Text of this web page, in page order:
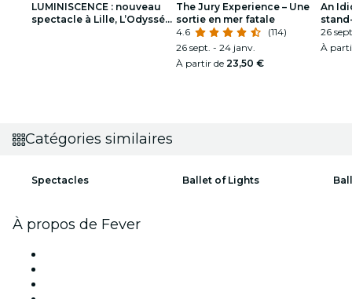
LUMINISCENCE : nouveau
spectacle à Lille, L’Odyssée
The Jury Experience – Une
sortie en mer fatale
4.6
(114)
26 sept. - 24 janv.
À partir de 23,50 €
An
26
À
Catégories similaires
Spectacles Ballet of Lights
À propos de Fever